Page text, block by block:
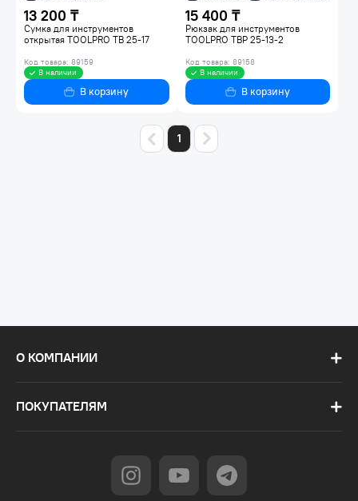
13 200 ₸
Сумка для инструментов
открытая TOOLPRO TB 25-17
Код товара: 89159
В наличии
В корзину
15 400 ₸
Рюкзак для инструментов
TOOLPRO TBP 25-13-2
Код товара: 89158
В наличии
В корзину
1
О КОМПАНИИ
ПОКУПАТЕЛЯМ